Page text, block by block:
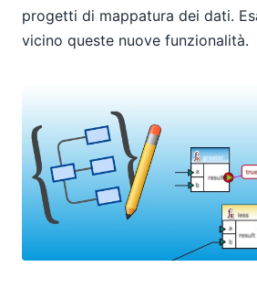
progetti di mappatura dei dati.
vicino queste nuove funzionalità.